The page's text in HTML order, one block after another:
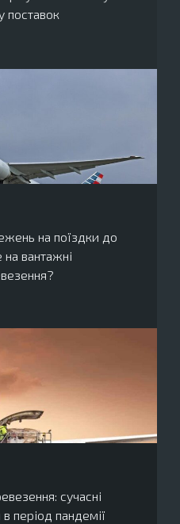
поставок
на поїздки до
вантажні
сучасні
період пандемії